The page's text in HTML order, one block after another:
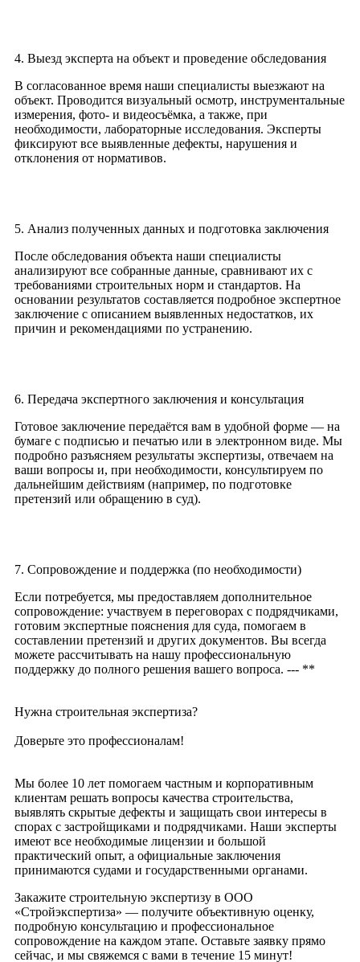
4. Выезд эксперта на объект и проведение обследования
В согласованное время наши специалисты выезжают на
объект. Проводится визуальный осмотр, инструментальные
измерения, фото- и видеосъёмка, а также, при
необходимости, лабораторные исследования. Эксперты
фиксируют все выявленные дефекты, нарушения и
отклонения от нормативов.
5. Анализ полученных данных и подготовка заключения
После обследования объекта наши специалисты
анализируют все собранные данные, сравнивают их с
требованиями строительных норм и стандартов. На
основании результатов составляется подробное экспертное
заключение с описанием выявленных недостатков, их
причин и рекомендациями по устранению.
6. Передача экспертного заключения и консультация
Готовое заключение передаётся вам в удобной форме — на
бумаге с подписью и печатью или в электронном виде. Мы
подробно разъясняем результаты экспертизы, отвечаем на
ваши вопросы и, при необходимости, консультируем по
дальнейшим действиям (например, по подготовке
претензий или обращению в суд).
7. Сопровождение и поддержка (по необходимости)
Если потребуется, мы предоставляем дополнительное
сопровождение: участвуем в переговорах с подрядчиками,
готовим экспертные пояснения для суда, помогаем в
составлении претензий и других документов. Вы всегда
можете рассчитывать на нашу профессиональную
поддержку до полного решения вашего вопроса. --- **
Нужна строительная экспертиза?
Доверьте это профессионалам!
Мы более 10 лет помогаем частным и корпоративным
клиентам решать вопросы качества строительства,
выявлять скрытые дефекты и защищать свои интересы в
спорах с застройщиками и подрядчиками. Наши эксперты
имеют все необходимые лицензии и большой
практический опыт, а официальные заключения
принимаются судами и государственными органами.
Закажите строительную экспертизу в ООО
«Стройэкспертиза» — получите объективную оценку,
подробную консультацию и профессиональное
сопровождение на каждом этапе. Оставьте заявку прямо
сейчас, и мы свяжемся с вами в течение 15 минут!